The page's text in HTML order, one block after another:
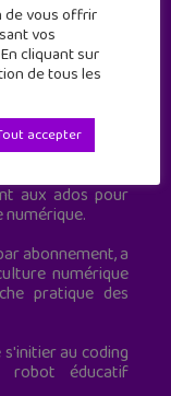
numérique
aux ados pour
abonnement, a
numérique
pratique des
au coding
éducatif
de vous offrir
vos
cliquant sur
de tous les
accepter